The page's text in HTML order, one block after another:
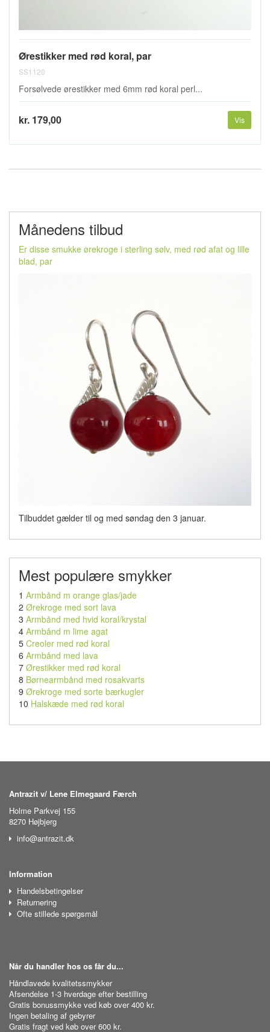
Ørestikker med rød koral, par
SS1120
Forsølvede ørestikker med 6mm rød koral perl...
kr. 179,00 Vis
Månedens tilbud
Er disse smukke ørekroge i sterling sølv, med rød afat og lille
blad, par
Tilbuddet gælder til og med søndag den 3 januar.
Mest populære smykker
1 Armbånd m orange glas/jade
2 Ørekroge med sort lava
3 Armbånd med hvid koral/krystal
4 Armbånd m lime agat
5 Creoler med rød koral
6 Armbånd med lava
7 Ørestikker med rød koral
8 Børnearmbånd med rosakvarts
9 Ørekroge med sorte bærkugler
10 Halskæde med rød koral
Antrazit v/ Lene Elmegaard Færch
Holme Parkvej 155
8270 Højbjerg
info@antrazit.dk
Information
Handelsbetingelser
Returnering
Ofte stillede spørgsmål
Når du handler hos os får du...
Håndlavede kvalitetssmykker
Afsendelse 1-3 hverdage efter bestilling
Gratis bonussmykke ved køb over 400 kr.
Ingen betaling af gebyrer
Gratis fragt ved køb over 600 kr.